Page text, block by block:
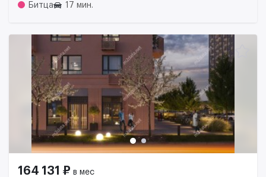
Битца
17 мин.
164 131 ₽ в мес